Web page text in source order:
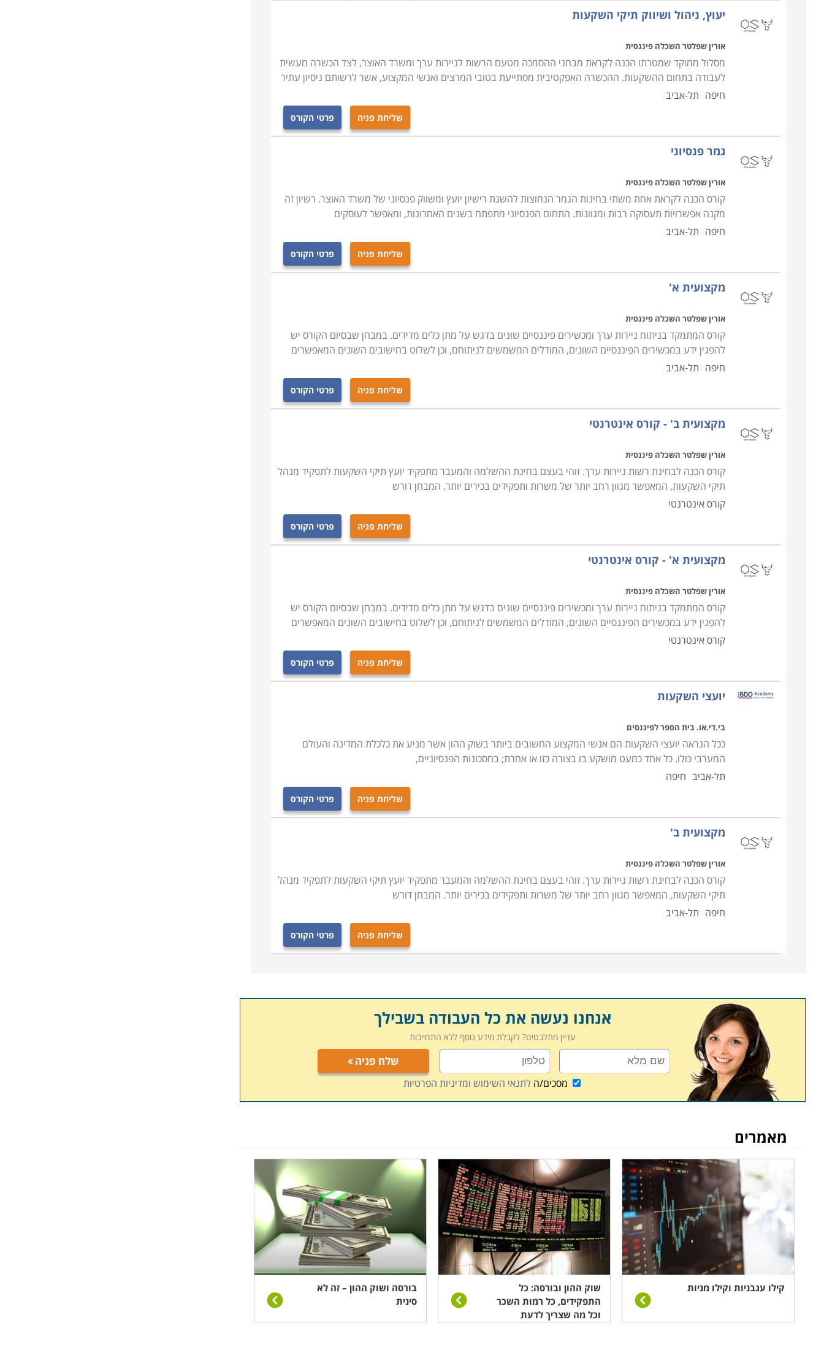
מקיף יותר. מסלול לימודים זה מוצע במכללות ובתי ספר רבים, לצד בתי השקעות שונים שהקימו מערכי הכשרה, כך
שניתן למעשה למצוא מסגרת שתתאים כמעט לכל אחד מבחינת השעות הזמינות עבורו.
קורס רציני ואיכותי יכשיר אתכם לא רק לקראת בחינות ההסמכה, אלא גם לקראת עיסוק פרקטי במקצוע. קבלת כלים
מקצועיים וטובים יעזור לכם למצוא את מקומכם בתחום ולימוד במוסד מוכר מבטיח לכך אפשרויות תעסוקה טובות. קורס
יועצי השקעות ניתן למצוא בבאר שבע, תל אביב, ירושלים ובערים רבות נוספות ברחבי הארץ.
יעוץ, ניהול ושיווק תיקי השקעות
אורין שפלטר השכלה פיננסית
מסלול ממוקד שמטרתו הכנה לקראת מבחני ההסמכה מטעם הרשות לניירות ערך ומשרד האוצר, לצד הכשרה מעשית
לעבודה בתחום ההשקעות. ההכשרה האפקטיבית מסתייעת בטובי המרצים ואנשי המקצוע, אשר לרשותם ניסיון עתיר
חיפה תל-אביב
שליחת פניה פרטי הקורס
גמר פנסיוני
אורין שפלטר השכלה פיננסית
קורס הכנה לקראת אחת משתי בחינות הגמר הנחוצות להשגת רישיון יועץ ומשווק פנסיוני של משרד האוצר. רשיון זה
מקנה אפשרויות תעסוקה רבות ומגוונות. התחום הפנסיוני מתפתח בשנים האחרונות, ומאפשר לעוסקים
חיפה תל-אביב
שליחת פניה פרטי הקורס
מקצועית א'
אורין שפלטר השכלה פיננסית
קורס המתמקד בניתוח ניירות ערך ומכשירים פיננסיים שונים בדגש על מתן כלים מדידים. במבחן שבסיום הקורס יש
להפגין ידע במכשירים הפיננסיים השונים, המודלים המשמשים לניתוחם, וכן לשלוט בחישובים השונים המאפשרים
חיפה תל-אביב
שליחת פניה פרטי הקורס
מקצועית ב' - קורס אינטרנטי
אורין שפלטר השכלה פיננסית
קורס הכנה לבחינת רשות ניירות ערך. זוהי בעצם בחינת ההשלמה והמעבר מתפקיד יועץ תיקי השקעות לתפקיד מנהל
תיקי השקעות, המאפשר מגוון רחב יותר של משרות ותפקידים בכירים יותר. המבחן דורש
קורס אינטרנטי
שליחת פניה פרטי הקורס
מקצועית א' - קורס אינטרנטי
אורין שפלטר השכלה פיננסית
קורס המתמקד בניתוח ניירות ערך ומכשירים פיננסיים שונים בדגש על מתן כלים מדידים. במבחן שבסיום הקורס יש
להפגין ידע במכשירים הפיננסיים השונים, המודלים המשמשים לניתוחם, וכן לשלוט בחישובים השונים המאפשרים
קורס אינטרנטי
שליחת פניה פרטי הקורס
יועצי השקעות
בי.די.או. בית הספר לפיננסים
ככל הנראה יועצי השקעות הם אנשי המקצוע החשובים ביותר בשוק ההון אשר מניע את כלכלת המדינה והעולם
המערבי כולו. כל אחד כמעט מושקע בו בצורה כזו או אחרת; בחסכונות הפנסיוניים,
תל-אביב חיפה
שליחת פניה פרטי הקורס
מקצועית ב'
אורין שפלטר השכלה פיננסית
קורס הכנה לבחינת רשות ניירות ערך. זוהי בעצם בחינת ההשלמה והמעבר מתפקיד יועץ תיקי השקעות לתפקיד מנהל
תיקי השקעות, המאפשר מגוון רחב יותר של משרות ותפקידים בכירים יותר. המבחן דורש
חיפה תל-אביב
שליחת פניה פרטי הקורס
אנחנו נעשה את כל העבודה בשבילך
עדיין מתלבטים? לקבלת מידע נוסף ללא התחייבות
שלח פניה
מסכים/הלתנאי השימוש ומדיניות הפרטיות
מאמרים
קילו עגבניות וקילו מניות
שוק ההון ובורסה: כל
התפקידים, כל רמות השכר
וכל מה שצריך לדעת
בורסה ושוק ההון – זה לא
סינית